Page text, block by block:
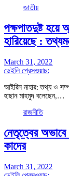
জাতীয়
পক্ষপাতদুষ্ট হয়ে
হারিয়েছে :
March 31, 2022
ডেইলি প্রেসওয়াচ:
আইরিন নাহার: তথ্য ও
হাছান মাহমুদ বলেছেন,…
রাজনীতি
নেতৃত্বের
কাদের
March 31, 2022